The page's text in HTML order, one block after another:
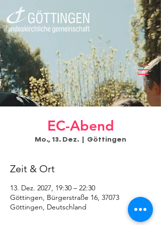
EC-Abend
Mo., 13. Dez.
  |
Göttingen
Zeit & Ort
13. Dez. 2027, 19:30 – 22:30
Göttingen, Bürgerstraße 16, 37073
Göttingen, Deutschland